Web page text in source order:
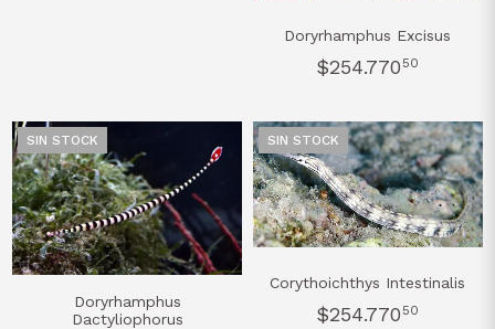
Doryrhamphus Excisus
$254.770 50
SIN STOCK
Doryrhamphus
Dactyliophorus
SIN STOCK
Corythoichthys Intestinalis
$254.770 50